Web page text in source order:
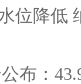
位降低
布：